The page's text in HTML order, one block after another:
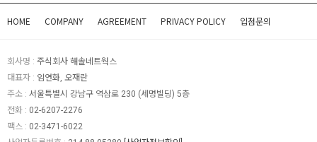
HOME COMPANY AGREEMENT PRIVACY POLICY 입점문의
회사명 : 주식회사 해솔네트웍스
대표자 : 임연화, 오재란
주소 : 서울특별시 강남구 역삼로 230 (세명빌딩) 5층
전화 : 02-6207-2276
팩스 : 02-3471-6022